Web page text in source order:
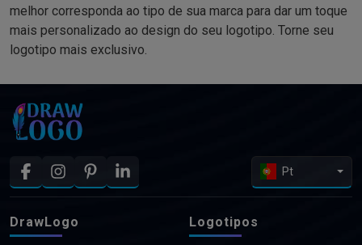
melhor corresponda ao tipo de sua marca para dar um toque
mais personalizado ao design do seu logotipo. Torne seu
logotipo mais exclusivo.
Pt
DrawLogo Logotipos